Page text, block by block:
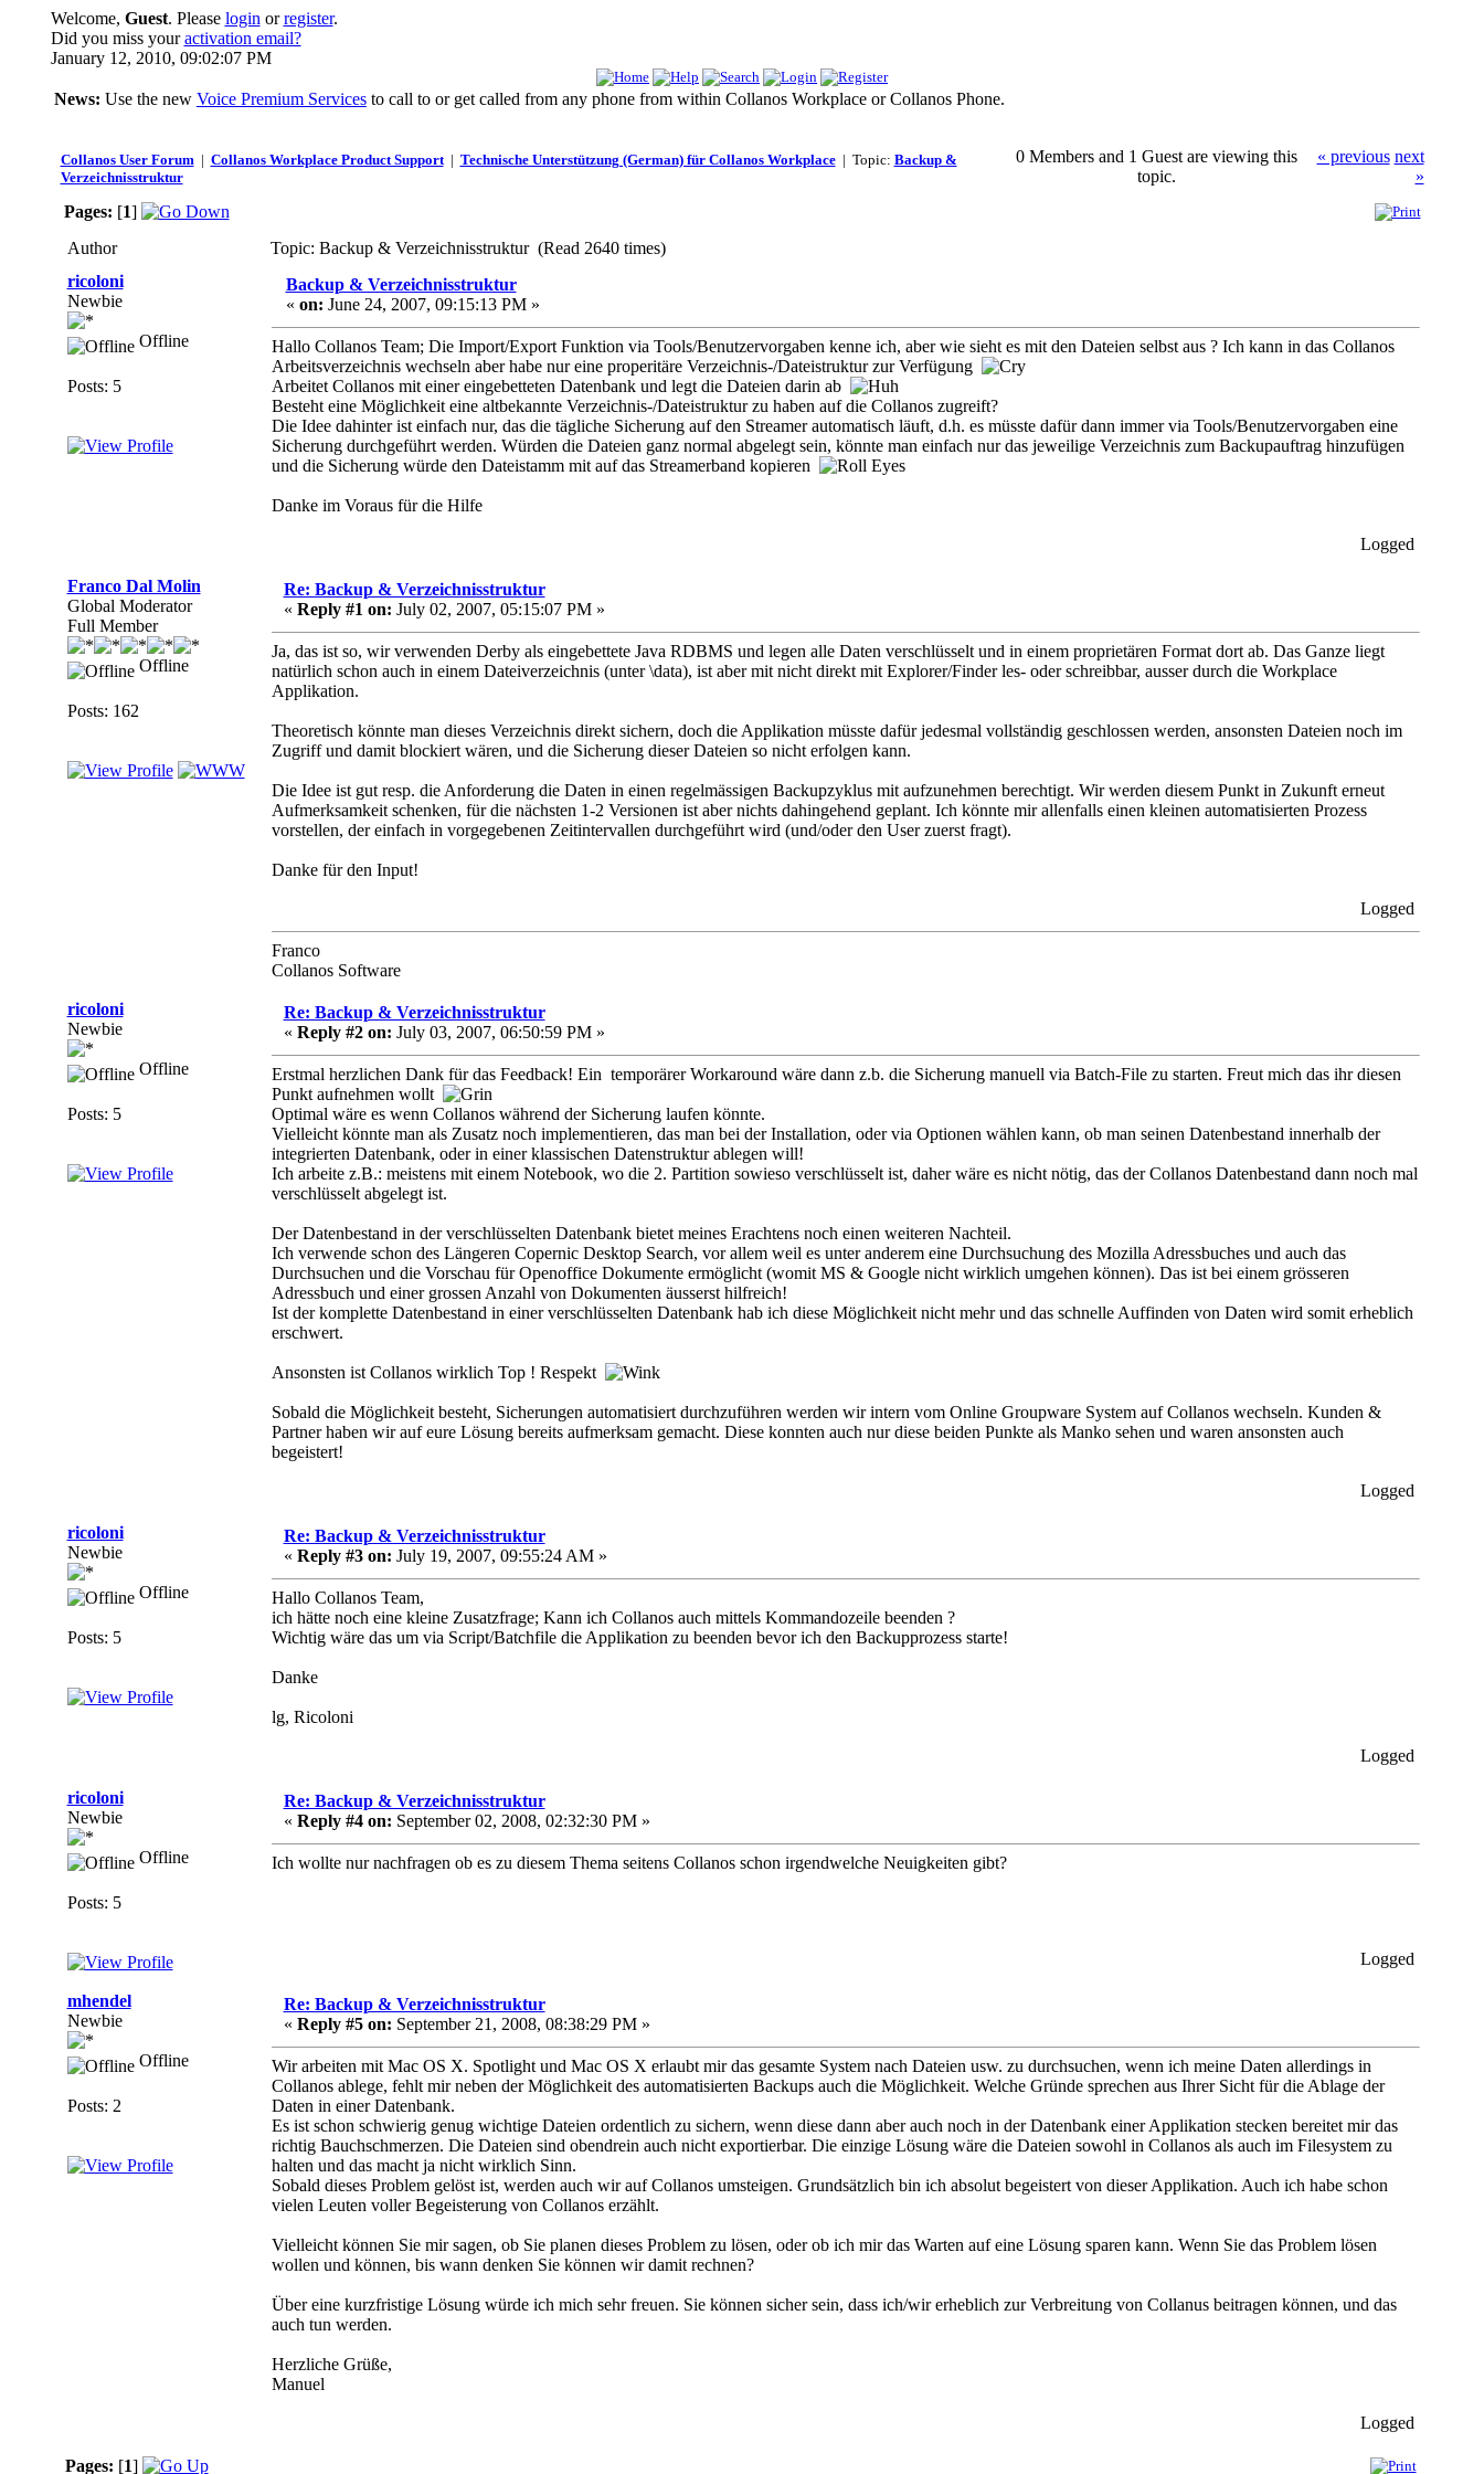
Welcome, Guest. Please login orregister.
Did you miss youractivation email?
January 12, 2010, 09:02:07 PM
News: Use the new Voice Premium Servicesto call to or get called from any phone from within Collanos Workplace or Collanos Phone.
Collanos User Forum| Collanos Workplace Product Support| Technische Unterstützung (German) für Collanos Workplace| Topic: Backup &
Verzeichnisstruktur
0 Members and 1 Guest are viewing this
topic.
« previous next
»
Pages: [1]
Author
Topic: Backup & Verzeichnisstruktur (Read 2640 times)
ricoloni
Newbie
Offline
Posts: 5
Backup & Verzeichnisstruktur
« on: June 24, 2007, 09:15:13 PM »
Hallo Collanos Team; Die Import/Export Funktion via Tools/Benutzervorgaben kenne ich, aber wie sieht es mit den Dateien selbst aus ? Ich kann in das Collanos
Arbeitsverzeichnis wechseln aber habe nur eine properitäre Verzeichnis-/Dateistruktur zur Verfügung
Arbeitet Collanos mit einer eingebetteten Datenbank und legt die Dateien darin ab
Besteht eine Möglichkeit eine altbekannte Verzeichnis-/Dateistruktur zu haben auf die Collanos zugreift?
Die Idee dahinter ist einfach nur, das die tägliche Sicherung auf den Streamer automatisch läuft, d.h. es müsste dafür dann immer via Tools/Benutzervorgaben eine
Sicherung durchgeführt werden. Würden die Dateien ganz normal abgelegt sein, könnte man einfach nur das jeweilige Verzeichnis zum Backupauftrag hinzufügen
und die Sicherung würde den Dateistamm mit auf das Streamerband kopieren
Danke im Voraus für die Hilfe
Logged
Franco Dal Molin
Global Moderator
Full Member
Offline
Posts: 162
Re: Backup & Verzeichnisstruktur
« Reply #1 on: July 02, 2007, 05:15:07 PM »
Ja, das ist so, wir verwenden Derby als eingebettete Java RDBMS und legen alle Daten verschlüsselt und in einem proprietären Format dort ab. Das Ganze liegt
natürlich schon auch in einem Dateiverzeichnis (unter \data), ist aber mit nicht direkt mit Explorer/Finder les- oder schreibbar, ausser durch die Workplace
Applikation.
Theoretisch könnte man dieses Verzeichnis direkt sichern, doch die Applikation müsste dafür jedesmal vollständig geschlossen werden, ansonsten Dateien noch im
Zugriff und damit blockiert wären, und die Sicherung dieser Dateien so nicht erfolgen kann.
Die Idee ist gut resp. die Anforderung die Daten in einen regelmässigen Backupzyklus mit aufzunehmen berechtigt. Wir werden diesem Punkt in Zukunft erneut
Aufmerksamkeit schenken, für die nächsten 1-2 Versionen ist aber nichts dahingehend geplant. Ich könnte mir allenfalls einen kleinen automatisierten Prozess
vorstellen, der einfach in vorgegebenen Zeitintervallen durchgeführt wird (und/oder den User zuerst fragt).
Danke für den Input!
Logged
Franco
Collanos Software
ricoloni
Newbie
Offline
Posts: 5
Re: Backup & Verzeichnisstruktur
« Reply #2 on: July 03, 2007, 06:50:59 PM »
Erstmal herzlichen Dank für das Feedback! Ein temporärer Workaround wäre dann z.b. die Sicherung manuell via Batch-File zu starten. Freut mich das ihr diesen
Punkt aufnehmen wollt
Optimal wäre es wenn Collanos während der Sicherung laufen könnte.
Vielleicht könnte man als Zusatz noch implementieren, das man bei der Installation, oder via Optionen wählen kann, ob man seinen Datenbestand innerhalb der
integrierten Datenbank, oder in einer klassischen Datenstruktur ablegen will!
Ich arbeite z.B.: meistens mit einem Notebook, wo die 2. Partition sowieso verschlüsselt ist, daher wäre es nicht nötig, das der Collanos Datenbestand dann noch mal
verschlüsselt abgelegt ist.
Der Datenbestand in der verschlüsselten Datenbank bietet meines Erachtens noch einen weiteren Nachteil.
Ich verwende schon des Längeren Copernic Desktop Search, vor allem weil es unter anderem eine Durchsuchung des Mozilla Adressbuches und auch das
Durchsuchen und die Vorschau für Openoffice Dokumente ermöglicht (womit MS & Google nicht wirklich umgehen können). Das ist bei einem grösseren
Adressbuch und einer grossen Anzahl von Dokumenten äusserst hilfreich!
Ist der komplette Datenbestand in einer verschlüsselten Datenbank hab ich diese Möglichkeit nicht mehr und das schnelle Auffinden von Daten wird somit erheblich
erschwert.
Ansonsten ist Collanos wirklich Top ! Respekt
Sobald die Möglichkeit besteht, Sicherungen automatisiert durchzuführen werden wir intern vom Online Groupware System auf Collanos wechseln. Kunden &
Partner haben wir auf eure Lösung bereits aufmerksam gemacht. Diese konnten auch nur diese beiden Punkte als Manko sehen und waren ansonsten auch
begeistert!
Logged
ricoloni
Newbie
Offline
Posts: 5
Re: Backup & Verzeichnisstruktur
« Reply #3 on: July 19, 2007, 09:55:24 AM »
Hallo Collanos Team,
ich hätte noch eine kleine Zusatzfrage; Kann ich Collanos auch mittels Kommandozeile beenden ?
Wichtig wäre das um via Script/Batchfile die Applikation zu beenden bevor ich den Backupprozess starte!
Danke
lg, Ricoloni
Logged
ricoloni
Newbie
Offline
Posts: 5
Re: Backup & Verzeichnisstruktur
« Reply #4 on: September 02, 2008, 02:32:30 PM »
Ich wollte nur nachfragen ob es zu diesem Thema seitens Collanos schon irgendwelche Neuigkeiten gibt?
Logged
mhendel
Newbie
Offline
Posts: 2
Re: Backup & Verzeichnisstruktur
« Reply #5 on: September 21, 2008, 08:38:29 PM »
Wir arbeiten mit Mac OS X. Spotlight und Mac OS X erlaubt mir das gesamte System nach Dateien usw. zu durchsuchen, wenn ich meine Daten allerdings in
Collanos ablege, fehlt mir neben der Möglichkeit des automatisierten Backups auch die Möglichkeit. Welche Gründe sprechen aus Ihrer Sicht für die Ablage der
Daten in einer Datenbank.
Es ist schon schwierig genug wichtige Dateien ordentlich zu sichern, wenn diese dann aber auch noch in der Datenbank einer Applikation stecken bereitet mir das
richtig Bauchschmerzen. Die Dateien sind obendrein auch nicht exportierbar. Die einzige Lösung wäre die Dateien sowohl in Collanos als auch im Filesystem zu
halten und das macht ja nicht wirklich Sinn.
Sobald dieses Problem gelöst ist, werden auch wir auf Collanos umsteigen. Grundsätzlich bin ich absolut begeistert von dieser Applikation. Auch ich habe schon
vielen Leuten voller Begeisterung von Collanos erzählt.
Vielleicht können Sie mir sagen, ob Sie planen dieses Problem zu lösen, oder ob ich mir das Warten auf eine Lösung sparen kann. Wenn Sie das Problem lösen
wollen und können, bis wann denken Sie können wir damit rechnen?
Über eine kurzfristige Lösung würde ich mich sehr freuen. Sie können sicher sein, dass ich/wir erheblich zur Verbreitung von Collanus beitragen können, und das
auch tun werden.
Herzliche Grüße,
Manuel
Logged
Pages: [1]